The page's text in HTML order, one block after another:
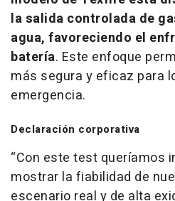
la salida controlada de
agua, favoreciendo el
batería. Este enfoque
más segura y eficaz para
emergencia.
Declaración corporativa
“Con este test queríamos
mostrar la fiabilidad de
escenario real y de alta